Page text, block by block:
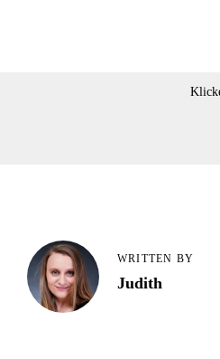
WRITTEN BY
Judith